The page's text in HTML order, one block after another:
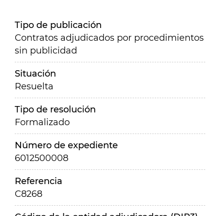
Tipo de publicación
Contratos adjudicados por procedimientos
sin publicidad
Situación
Resuelta
Tipo de resolución
Formalizado
Número de expediente
6012500008
Referencia
C8268